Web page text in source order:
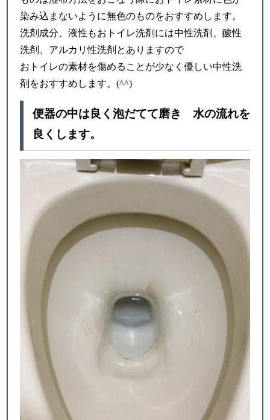
染み込まないように無色のものをおすすめします。
洗剤成分、液性もおトイレ洗剤には中性洗剤、酸性
洗剤、アルカリ性洗剤とありますので
おトイレの素材を傷めることが少なく優しい中性洗
剤をおすすめします。(^^)
便器の中は良く泡だてて磨き 水の流れを
良くします。